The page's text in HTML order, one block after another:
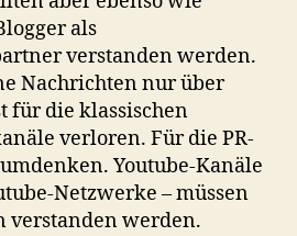
als
verstanden werden.
Nachrichten nur über
für die klassischen
verloren. Für die PR-
Youtube-Kanäle
Netzwerke – müssen
werden.